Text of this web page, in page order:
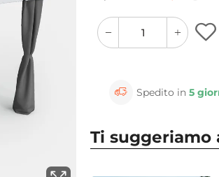
quantity
button
quantity
minus
button
Spedito in5
Ti suggeriamo